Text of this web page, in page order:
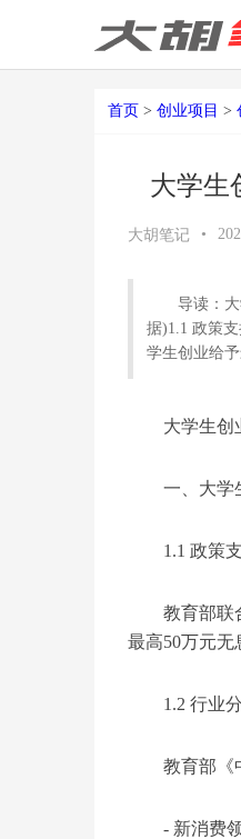
首页 > 创业项目 >
大学生
大胡笔记 •
导读：
据)1.1 政策
学生创业给
大学生创
一、大学
1.1 政策
教育部联
最高50万元无
1.2 行业
教育部《
- 新消费